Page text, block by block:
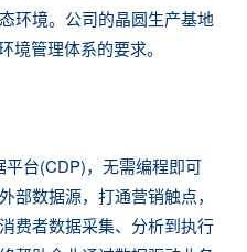
环境。公司的晶圆生产基地
境管理体系的要求。
平台(CDP)，无需编程即可
部数据源，打通营销触点，
费者数据采集、分析到执行